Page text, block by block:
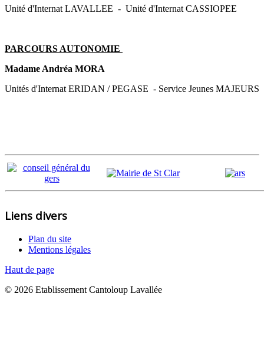
Unité d'Internat LAVALLEE - Unité d'Internat CASSIOPEE
PARCOURS AUTONOMIE
Madame Andréa MORA
Unités d'Internat ERIDAN / PEGASE - Service Jeunes MAJEURS
Liens divers
Plan du site
Mentions légales
Haut de page
© 2026 Etablissement Cantoloup Lavallée